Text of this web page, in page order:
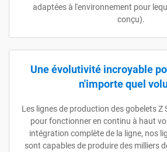
adaptées à l'environnement pour
conçu).
Une évolutivité incroyable
n'importe quel
Les lignes de production des gobelets Z
pour fonctionner en continu à haut
intégration complète de la ligne, nos
sont capables de produire des milliers